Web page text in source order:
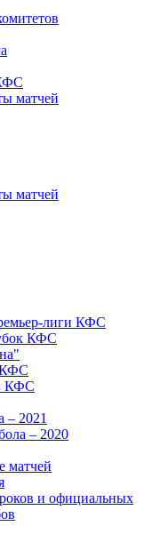
матчей
матчей
лиги КФС
КФС
КФС
КФС
– 2021
– 2020
матчей
и официальных